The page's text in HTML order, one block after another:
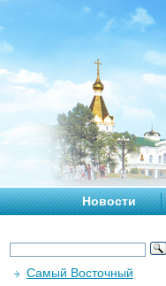
Новости
Самый Восточный